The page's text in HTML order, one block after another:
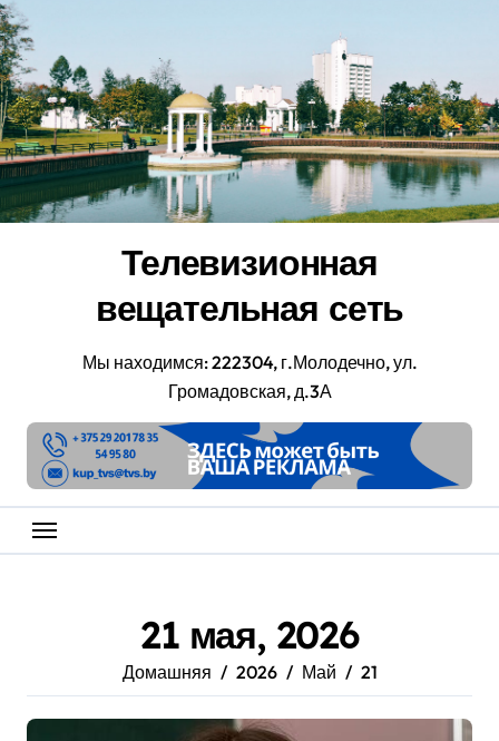
Перейти
к
содержанию
Телевизионная
вещательная сеть
Мы находимся: 222304, г.Молодечно, ул.
Громадовская, д.3А
21 мая, 2026
Домашняя 2026 Май 21